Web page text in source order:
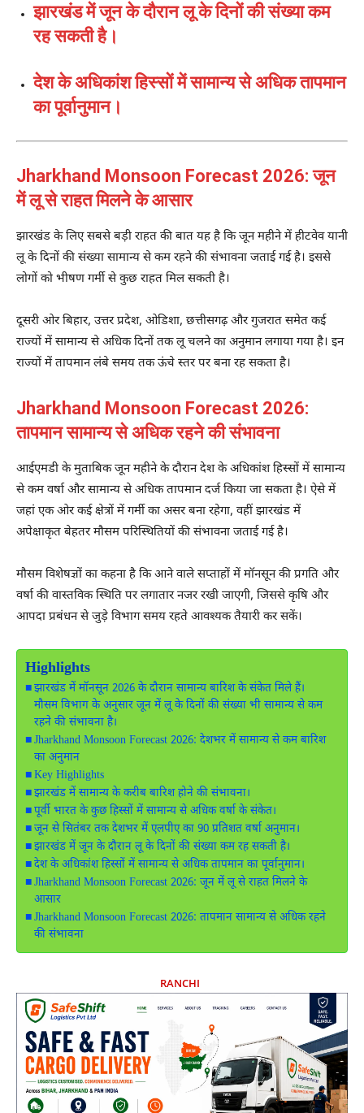
झारखंड में जून के दौरान लू के दिनों की संख्या कम
रह सकती है।
देश के अधिकांश हिस्सों में सामान्य से अधिक तापमान
का पूर्वानुमान।
Jharkhand Monsoon Forecast 2026: जून
में लू से राहत मिलने के आसार
झारखंड के लिए सबसे बड़ी राहत की बात यह है कि जून महीने में हीटवेव यानी
लू के दिनों की संख्या सामान्य से कम रहने की संभावना जताई गई है। इससे
लोगों को भीषण गर्मी से कुछ राहत मिल सकती है।
दूसरी ओर बिहार, उत्तर प्रदेश, ओडिशा, छत्तीसगढ़ और गुजरात समेत कई
राज्यों में सामान्य से अधिक दिनों तक लू चलने का अनुमान लगाया गया है। इन
राज्यों में तापमान लंबे समय तक ऊंचे स्तर पर बना रह सकता है।
Jharkhand Monsoon Forecast 2026:
तापमान सामान्य से अधिक रहने की संभावना
आईएमडी के मुताबिक जून महीने के दौरान देश के अधिकांश हिस्सों में सामान्य
से कम वर्षा और सामान्य से अधिक तापमान दर्ज किया जा सकता है। ऐसे में
जहां एक ओर कई क्षेत्रों में गर्मी का असर बना रहेगा, वहीं झारखंड में
अपेक्षाकृत बेहतर मौसम परिस्थितियों की संभावना जताई गई है।
मौसम विशेषज्ञों का कहना है कि आने वाले सप्ताहों में मॉनसून की प्रगति और
वर्षा की वास्तविक स्थिति पर लगातार नजर रखी जाएगी, जिससे कृषि और
आपदा प्रबंधन से जुड़े विभाग समय रहते आवश्यक तैयारी कर सकें।
Highlights
झारखंड में मॉनसून 2026 के दौरान सामान्य बारिश के संकेत मिले हैं।
मौसम विभाग के अनुसार जून में लू के दिनों की संख्या भी सामान्य से कम
रहने की संभावना है।
Jharkhand Monsoon Forecast 2026: देशभर में सामान्य से कम बारिश
का अनुमान
Key Highlights
झारखंड में सामान्य के करीब बारिश होने की संभावना।
पूर्वी भारत के कुछ हिस्सों में सामान्य से अधिक वर्षा के संकेत।
जून से सितंबर तक देशभर में एलपीए का 90 प्रतिशत वर्षा अनुमान।
झारखंड में जून के दौरान लू के दिनों की संख्या कम रह सकती है।
देश के अधिकांश हिस्सों में सामान्य से अधिक तापमान का पूर्वानुमान।
Jharkhand Monsoon Forecast 2026: जून में लू से राहत मिलने के
आसार
Jharkhand Monsoon Forecast 2026: तापमान सामान्य से अधिक रहने
की संभावना
RANCHI